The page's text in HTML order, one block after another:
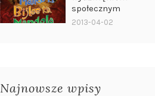
społecznym
2013-04-02
Najnowsze wpisy